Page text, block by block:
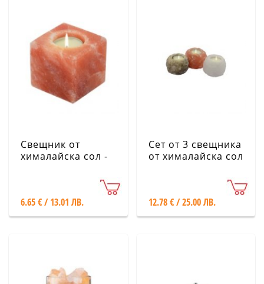
Свещник от
хималайска сол -
6.65 € / 13.01 ЛВ.
Сет от 3 свещника
от хималайска сол
12.78 € / 25.00 ЛВ.